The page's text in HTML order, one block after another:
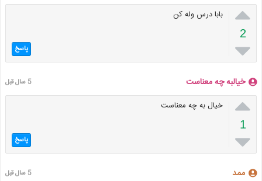

2

بابا درس وله کن
پاسخ
خیالبه چه معناست 5 سال قبل

1

خیال به چه معناست
پاسخ
ممد 5 سال قبل